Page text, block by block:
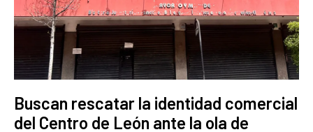
Buscan rescatar la identidad comercial
del Centro de León ante la ola de